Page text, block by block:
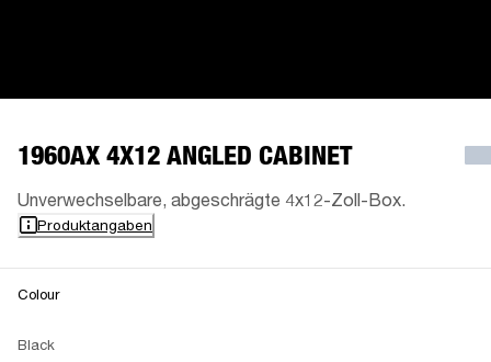
1960AX 4X12 ANGLED CABINET
Unverwechselbare, abgeschrägte 4x12-Zoll-Box.
Produktangaben
Colour
Black